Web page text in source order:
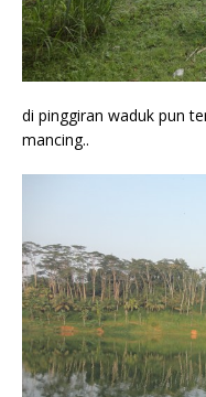
di pinggiran waduk pun
mancing..